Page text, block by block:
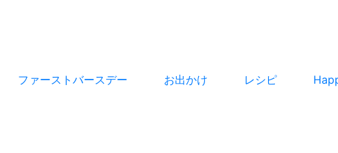
ファーストバースデー お出かけ レシピ